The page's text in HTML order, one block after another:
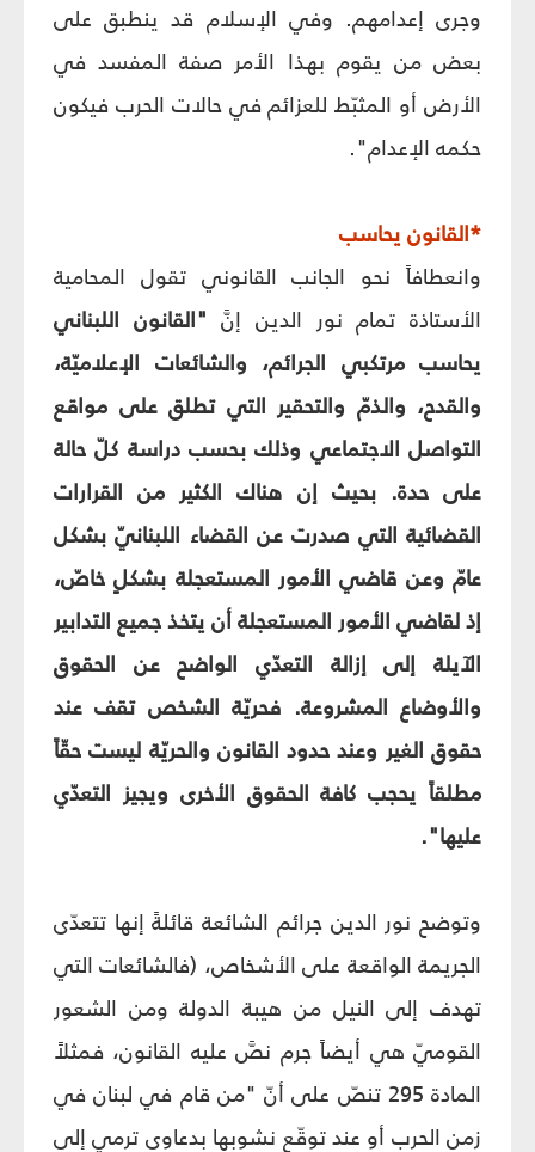
وجرى إعدامهم. وفي الإسلام قد ينطبق على
بعض من يقوم بهذا الأمر صفة المفسد في
الأرض أو المثبّط للعزائم في حالات الحرب فيكون
حكمه الإعدام".
*القانون يحاسب
وانعطافاً نحو الجانب القانوني تقول المحامية
الأستاذة تمام نور الدين إنَّ "القانون اللبناني
يحاسب مرتكبي الجرائم، والشائعات الإعلاميّة،
والقدح، والذمّ والتحقير التي تطلق على مواقع
التواصل الاجتماعي وذلك بحسب دراسة كلّ حالة
على حدة. بحيث إن هناك الكثير من القرارات
القضائية التي صدرت عن القضاء اللبنانيّ بشكل
عامّ وعن قاضي الأمور المستعجلة بشكلٍ خاصّ،
إذ لقاضي الأمور المستعجلة أن يتخذ جميع التدابير
الآيلة إلى إزالة التعدّي الواضح عن الحقوق
والأوضاع المشروعة. فحريّة الشخص تقف عند
حقوق الغير وعند حدود القانون والحريّة ليست حقّاً
مطلقاً يحجب كافة الحقوق الأخرى ويجيز التعدّي
عليها".
وتوضح نور الدين جرائم الشائعة قائلةً إنها تتعدّى
الجريمة الواقعة على الأشخاص، (فالشائعات التي
تهدف إلى النيل من هيبة الدولة ومن الشعور
القوميّ هي أيضاً جرم نصَّ عليه القانون، فمثلاً
المادة 295 تنصّ على أنّ "من قام في لبنان في
زمن الحرب أو عند توقّع نشوبها بدعاوى ترمي إلى